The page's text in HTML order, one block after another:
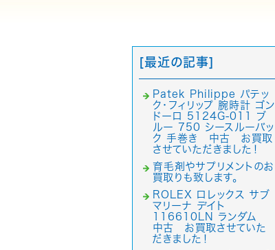
[最近の記事]
Patek Philippe パテッ
ク・フィリップ 腕時計 ゴン
ドーロ 5124G-011 ブ
ルー 750 シースルーバッ
ク 手巻き 中古 お買取
させていただきました！
育毛剤やサプリメントのお
買取りも致します。
ROLEX ロレックス サブ
マリーナ デイト
116610LN ランダム
中古 お買取させていた
だきました！